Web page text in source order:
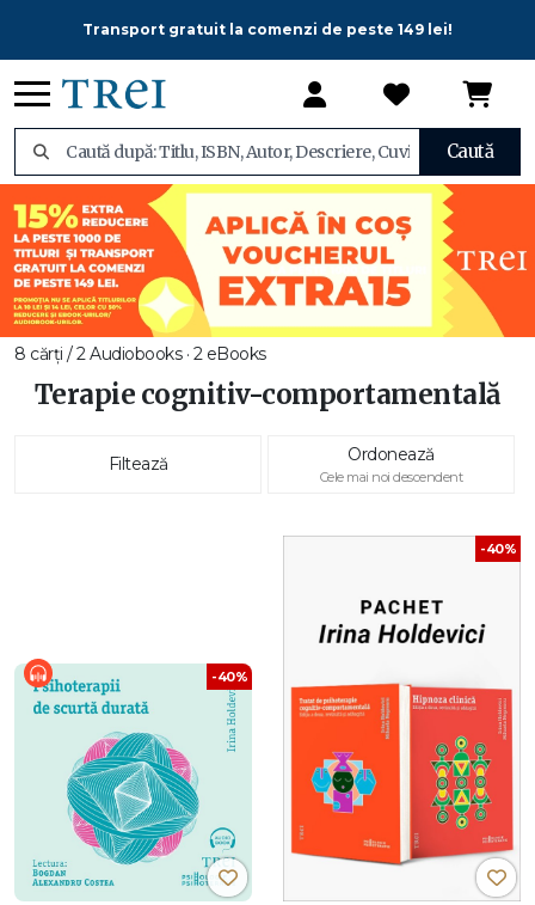
Transport gratuit la comenzi de peste 149 lei!
Caută
8 cărți / 2 Audiobooks · 2 eBooks
Terapie cognitiv-comportamentală
Filtează Ordonează
Cele mai noi descendent
-40%
-40%